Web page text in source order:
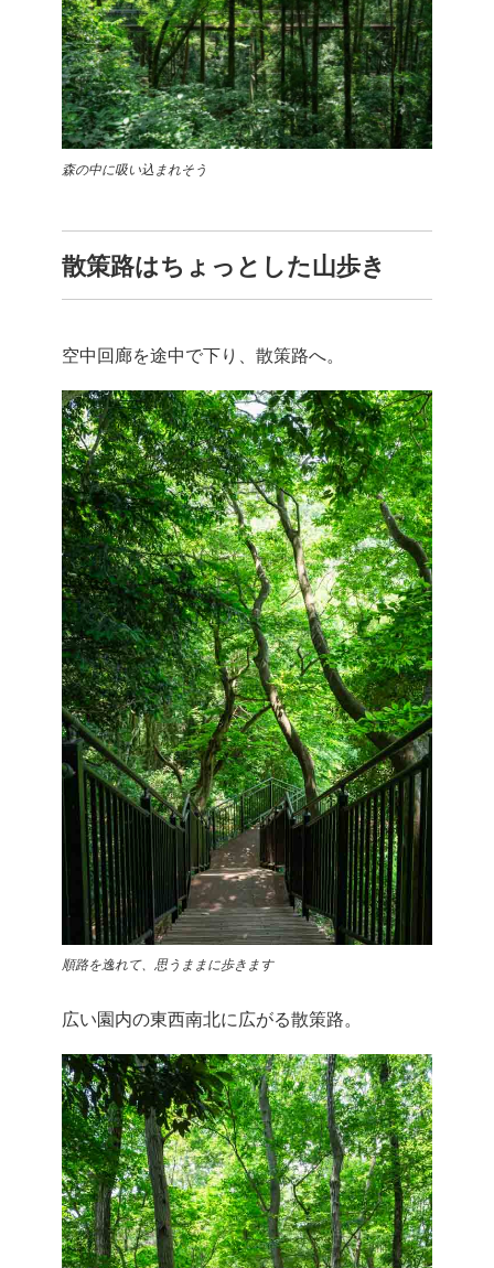
森の中に吸い込まれそう
散策路はちょっとした山歩き
空中回廊を途中で下り、散策路へ。
順路を逸れて、思うままに歩きます
広い園内の東西南北に広がる散策路。